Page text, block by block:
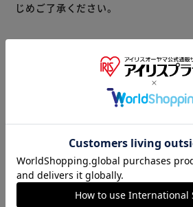
じめご了承ください。
※当商品はお取り寄せ品の為、在庫の
までお時間を頂く場合がございます。
また、商品がメーカーにて完売となっ
予めご了承くださいますようお願い
商品はアイリスプラザがセレクトした
商品情報